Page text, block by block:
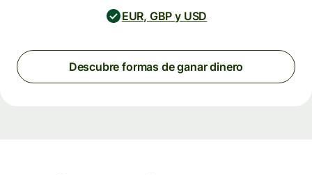
EUR, GBP y USD
Descubre formas de ganar dinero